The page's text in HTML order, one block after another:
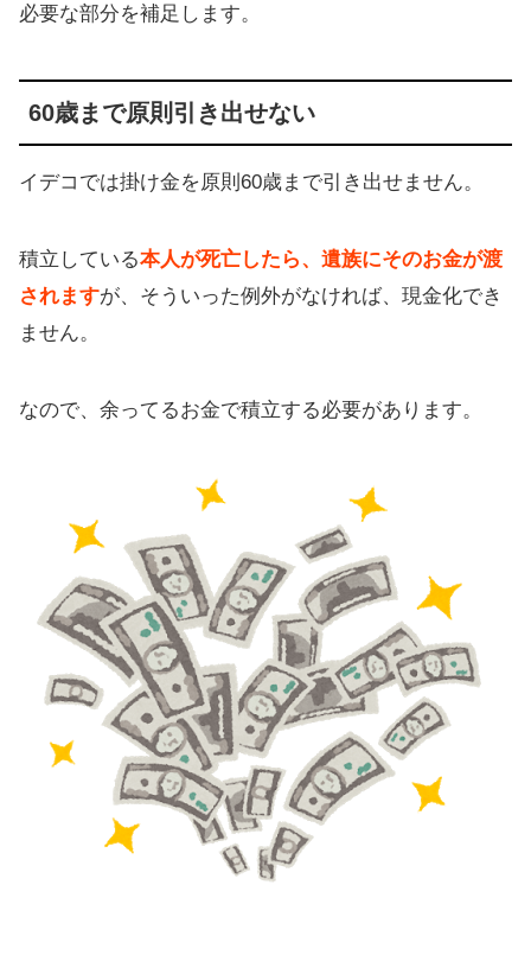
必要な部分を補足します。
60歳まで原則引き出せない
イデコでは掛け金を原則60歳まで引き出せません。
積立している本人が死亡したら、遺族にそのお金が渡
されますが、そういった例外がなければ、現金化でき
ません。
なので、余ってるお金で積立する必要があります。